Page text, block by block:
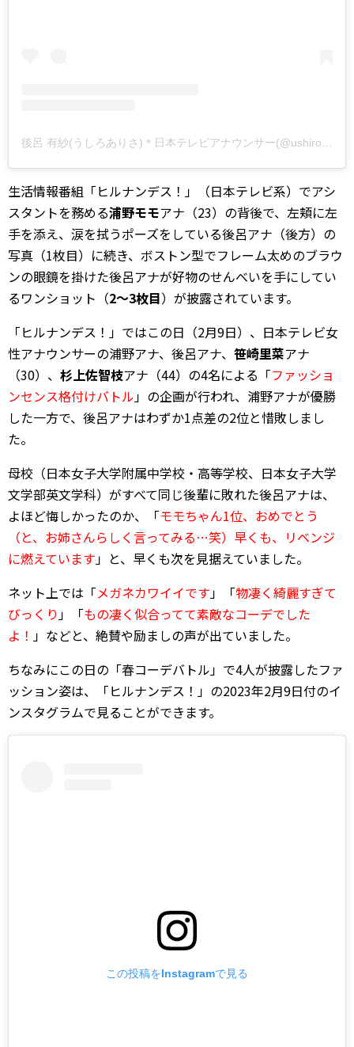
生活情報番組「ヒルナンデス！」（日本テレビ系）でアシ
スタントを務める浦野モモアナ（23）の背後で、左頬に左
手を添え、涙を拭うポーズをしている後呂アナ（後方）の
写真（1枚目）に続き、ボストン型でフレーム太めのブラウ
ンの眼鏡を掛けた後呂アナが好物のせんべいを手にしてい
るワンショット（2～3枚目）が披露されています。
「ヒルナンデス！」ではこの日（2月9日）、日本テレビ女
性アナウンサーの浦野アナ、後呂アナ、 笹崎里菜アナ
（30）、 杉上佐智枝アナ（44）の4名による「ファッショ
ンセンス格付けバトル 」の企画が行われ、浦野アナが優勝
した一方で、後呂アナはわずか1点差の2位と惜敗しまし
た。
母校（日本女子大学附属中学校・高等学校、日本女子大学
文学部英文学科）がすべて同じ後輩に敗れた後呂アナは、
よほど悔しかったのか、「モモちゃん1位、おめでとう
（と、お姉さんらしく言ってみる…笑）早くも、リベンジ
に燃えています 」と、早くも次を見据えていました。
ネット上では「メガネカワイイです 」「物凄く綺麗すぎて
びっくり 」「もの凄く似合ってて素敵なコーデでした
よ！ 」などと、絶賛や励ましの声が出ていました。
ちなみにこの日の「春コーデバトル」で4人が披露したファ
ッション姿は、「ヒルナンデス！」の2023年2月9日付のイ
ンスタグラムで見ることができます。
この投稿をInstagramで見る